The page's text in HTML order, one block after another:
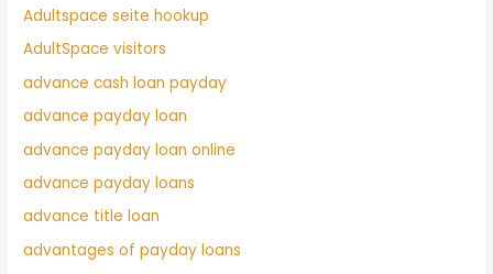
Adultspace seite hookup
AdultSpace visitors
advance cash loan payday
advance payday loan
advance payday loan online
advance payday loans
advance title loan
advantages of payday loans